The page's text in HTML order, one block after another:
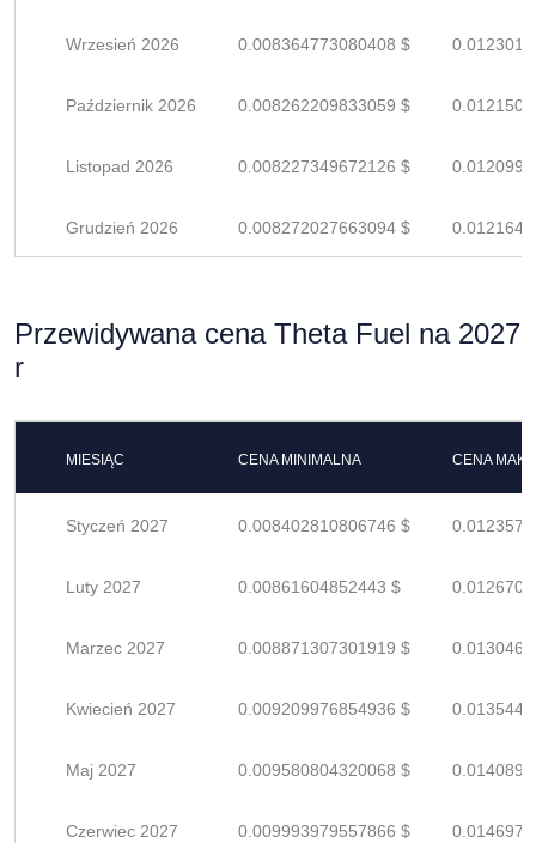
Wrzesień 2026 0.008364773080408 $
Październik 2026 0.008262209833059 $
Listopad 2026 0.008227349672126 $
Grudzień 2026 0.008272027663094 $
Przewidywana cena Theta Fuel na 2027
r
MIESIĄC CENA MINIMALNA CENA
Styczeń 2027 0.008402810806746 $
Luty 2027 0.00861604852443 $
Marzec 2027 0.008871307301919 $
Kwiecień 2027 0.009209976854936 $
Maj 2027 0.009580804320068 $
Czerwiec 2027 0.009993979557866 $